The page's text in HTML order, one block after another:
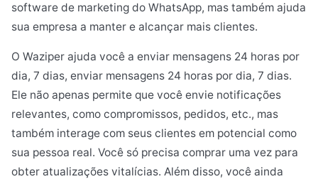
software de marketing do WhatsApp, mas também ajuda
sua empresa a manter e alcançar mais clientes.
O Waziper ajuda você a enviar mensagens 24 horas por
dia, 7 dias, enviar mensagens 24 horas por dia, 7 dias.
Ele não apenas permite que você envie notificações
relevantes, como compromissos, pedidos, etc., mas
também interage com seus clientes em potencial como
sua pessoa real. Você só precisa comprar uma vez para
obter atualizações vitalícias. Além disso, você ainda